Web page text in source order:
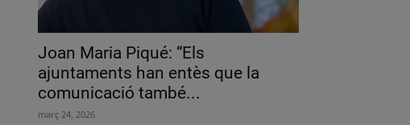
Joan Maria Piqué: “Els
ajuntaments han entès que la
comunicació també...
març 24, 2026